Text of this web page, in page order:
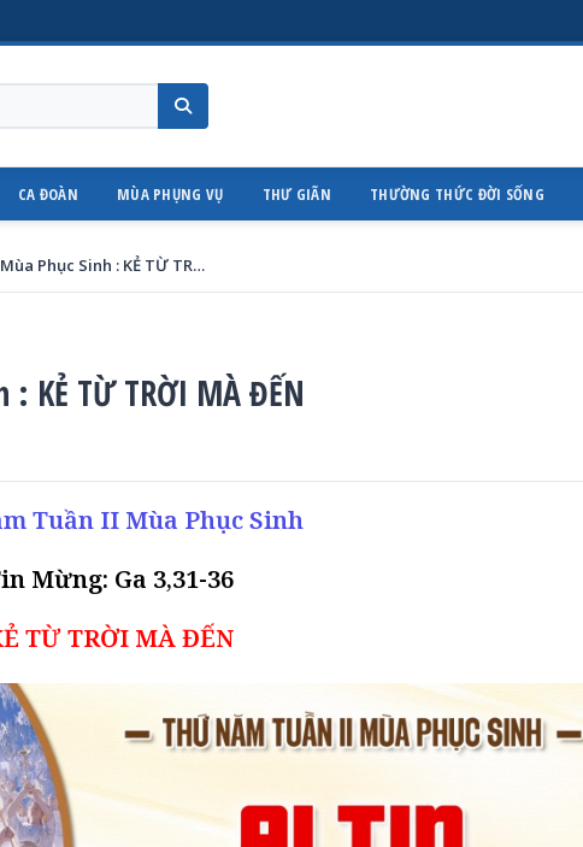
CA ĐOÀN MÙA PHỤNG VỤ THƯ GIÃN THƯỜNG THỨC ĐỜI SỐNG
Thứ Năm Tuần II Mùa Phục Sinh : KẺ TỪ TRỜI MÀ ĐẾN
KẺ TỪ TRỜI MÀ ĐẾN
Tuần II Mùa Phục Sinh
Mừng: Ga 3,31-36
TỪ TRỜI MÀ ĐẾN